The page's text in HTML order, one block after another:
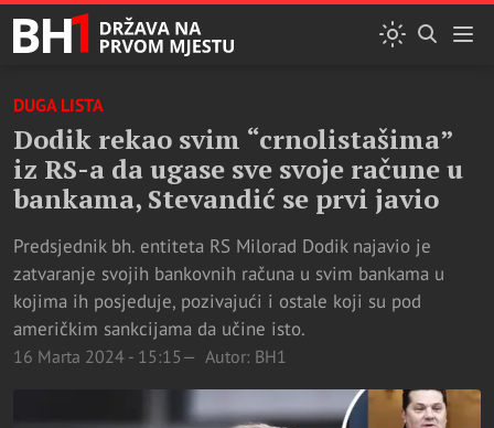
DUGA LISTA
Dodik rekao svim “crnolistašima”
iz RS-a da ugase sve svoje račune u
bankama, Stevandić se prvi javio
Predsjednik bh. entiteta RS Milorad Dodik najavio je
zatvaranje svojih bankovnih računa u svim bankama u
kojima ih posjeduje, pozivajući i ostale koji su pod
američkim sankcijama da učine isto.
16 Marta 2024 - 15:15 Autor: BH1